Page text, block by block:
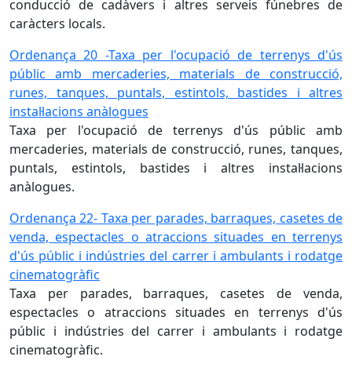
conducció de cadàvers i altres serveis fúnebres de
caràcters locals.
Ordenança 20 -Taxa per l'ocupació de terrenys d'ús
públic amb mercaderies, materials de construcció,
runes, tanques, puntals, estintols, bastides i altres
instal·lacions anàlogues
Taxa per l'ocupació de terrenys d'ús públic amb
mercaderies, materials de construcció, runes, tanques,
puntals, estintols, bastides i altres instal·lacions
anàlogues.
Ordenança 22- Taxa per parades, barraques, casetes de
venda, espectacles o atraccions situades en terrenys
d'ús públic i indústries del carrer i ambulants i rodatge
cinematogràfic
Taxa per parades, barraques, casetes de venda,
espectacles o atraccions situades en terrenys d'ús
públic i indústries del carrer i ambulants i rodatge
cinematogràfic.